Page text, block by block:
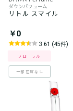
ダウンパフューム
リトル スマイル
￥0
3.61 (45件)
フローラル
一部在庫なし